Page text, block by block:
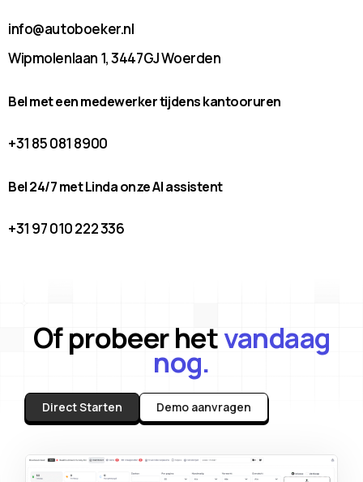
info@autoboeker.nl
Wipmolenlaan 1, 3447GJ Woerden
Bel met een medewerker tijdens kantooruren
+31 85 081 8900
Bel 24/7 met Linda onze AI assistent
+31 97 010 222 336
Of probeer hetvandaag
nog.
Direct Starten Demo aanvragen